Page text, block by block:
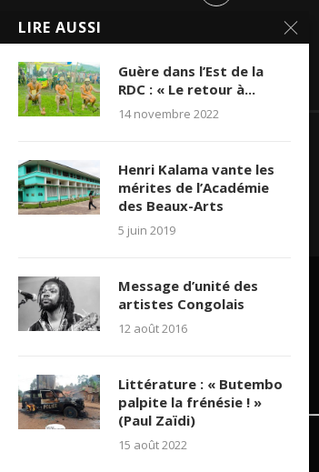
LES VISITES
LIRE AUSSI
Guère dans l’Est de la
RDC : « Le retour à...
14 novembre 2022
Henri Kalama vante les
mérites de l’Académie
des Beaux-Arts
5 juin 2019
Message d’unité des
artistes Congolais
12 août 2016
Littérature : « Butembo
palpite la frénésie ! »
(Paul Zaïdi)
15 août 2022